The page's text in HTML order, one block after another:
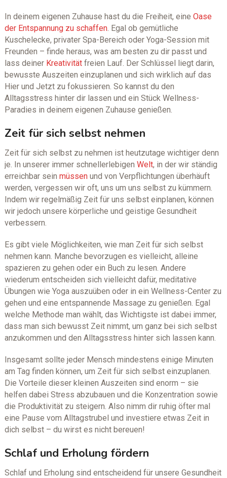
In deinem eigenen Zuhause hast du die Freiheit, eine Oase
der Entspannung zu schaffen. Egal ob gemütliche
Kuschelecke, privater Spa-Bereich oder Yoga-Session mit
Freunden – finde heraus, was am besten zu dir passt und
lass deiner Kreativitätfreien Lauf. Der Schlüssel liegt darin,
bewusste Auszeiten einzuplanen und sich wirklich auf das
Hier und Jetzt zu fokussieren. So kannst du den
Alltagsstress hinter dir lassen und ein Stück Wellness-
Paradies in deinem eigenen Zuhause genießen.
Zeit für sich selbst nehmen
Zeit für sich selbst zu nehmen ist heutzutage wichtiger denn
je. In unserer immer schnellerlebigen Welt, in der wir ständig
erreichbar sein müssenund von Verpflichtungen überhäuft
werden, vergessen wir oft, uns um uns selbst zu kümmern.
Indem wir regelmäßig Zeit für uns selbst einplanen, können
wir jedoch unsere körperliche und geistige Gesundheit
verbessern.
Es gibt viele Möglichkeiten, wie man Zeit für sich selbst
nehmen kann. Manche bevorzugen es vielleicht, alleine
spazieren zu gehen oder ein Buch zu lesen. Andere
wiederum entscheiden sich vielleicht dafür, meditative
Übungen wie Yoga auszuüben oder in ein Wellness-Center zu
gehen und eine entspannende Massage zu genießen. Egal
welche Methode man wählt, das Wichtigste ist dabei immer,
dass man sich bewusst Zeit nimmt, um ganz bei sich selbst
anzukommen und den Alltagsstress hinter sich lassen kann.
Insgesamt sollte jeder Mensch mindestens einige Minuten
am Tag finden können, um Zeit für sich selbst einzuplanen.
Die Vorteile dieser kleinen Auszeiten sind enorm – sie
helfen dabei Stress abzubauen und die Konzentration sowie
die Produktivität zu steigern. Also nimm dir ruhig öfter mal
eine Pause vom Alltagstrubel und investiere etwas Zeit in
dich selbst – du wirst es nicht bereuen!
Schlaf und Erholung fördern
Schlaf und Erholung sind entscheidend für unsere Gesundheit